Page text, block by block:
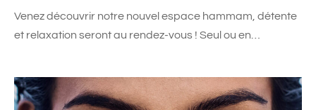
Venez découvrir notre nouvel espace hammam, détente
et relaxation seront au rendez-vous ! Seul ou en…